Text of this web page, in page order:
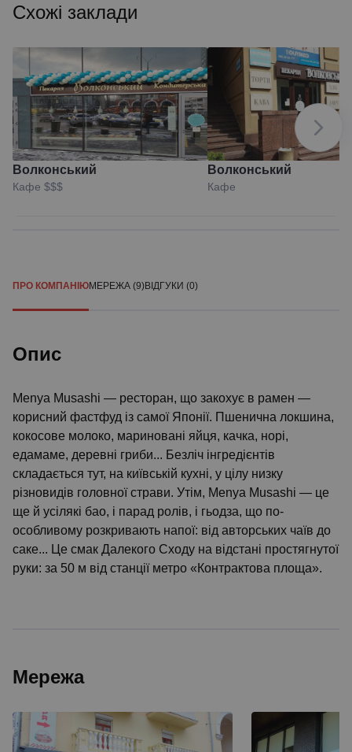
Схожі заклади
Волконський
Кафе $$$
Волконський
Кафе
ПРО КОМПАНІЮМЕРЕЖА (9)ВІДГУКИ (0)
Опис
Menya Musashi — ресторан, що закохує в рамен —
корисний фастфуд із самої Японії. Пшенична локшина,
кокосове молоко, мариновані яйця, качка, норі,
едамаме, деревні гриби... Безліч інгредієнтів
складається тут, на київській кухні, у цілу низку
різновидів головної страви. Утім, Menya Musashi — це
ще й усілякі бао, і парад ролів, і гьодза, що по-
особливому розкривають напої: від авторських чаїв до
саке... Це смак Далекого Сходу на відстані простягнутої
руки: за 50 м від станції метро «Контрактова площа».
Мережа